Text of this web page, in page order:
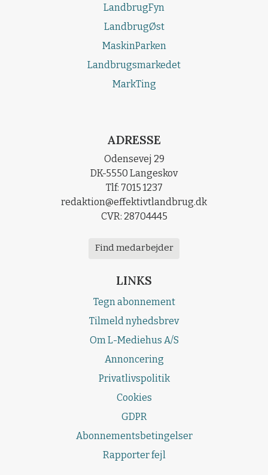
LandbrugFyn
LandbrugØst
MaskinParken
Landbrugsmarkedet
MarkTing
ADRESSE
Odensevej 29
DK-5550 Langeskov
Tlf: 7015 1237
redaktion@effektivtlandbrug.dk
CVR: 28704445
Find medarbejder
LINKS
Tegn abonnement
Tilmeld nyhedsbrev
Om L-Mediehus A/S
Annoncering
Privatlivspolitik
Cookies
GDPR
Abonnementsbetingelser
Rapporter fejl